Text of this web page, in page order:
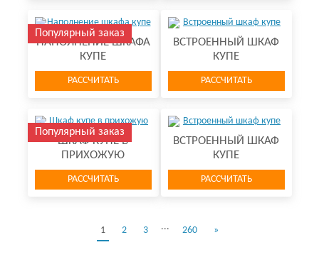
Популярный заказ
НАПОЛНЕНИЕ ШКАФА
КУПЕ
РАССЧИТАТЬ
ВСТРОЕННЫЙ ШКАФ
КУПЕ
РАССЧИТАТЬ
Популярный заказ
ШКАФ КУПЕ В
ПРИХОЖУЮ
РАССЧИТАТЬ
ВСТРОЕННЫЙ ШКАФ
КУПЕ
РАССЧИТАТЬ
1 2 3 ... 260 »